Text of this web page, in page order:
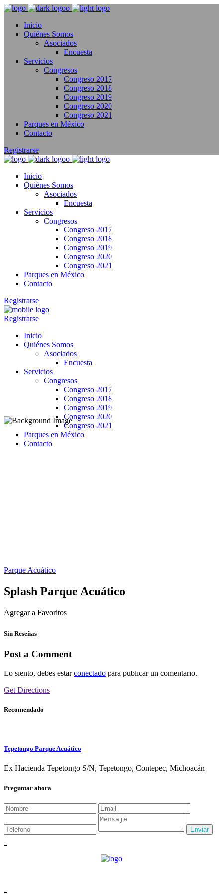
Inicio
Quiénes Somos
Asociados
Encuesta
Servicios
Congresos
Congreso 2017
Congreso 2018
Congreso 2019
Congreso 2020
Congreso 2021
Parques en México
Contacto
Registrarse
Inicio
Quiénes Somos
Asociados
Encuesta
Servicios
Congresos
Congreso 2017
Congreso 2018
Congreso 2019
Congreso 2020
Congreso 2021
Parques en México
Contacto
Registrarse
Registrarse
Inicio
Quiénes Somos
Asociados
Encuesta
Servicios
Congresos
Congreso 2017
Congreso 2018
Congreso 2019
Congreso 2020
Congreso 2021
Parques en México
Contacto
Parque Acuático
Splash Parque Acuático
Agregar a Favoritos
Sin Reseñas
Post a Comment
Lo siento, debes estarconectado para publicar un comentario.
Get Directions
Recomendado
Tepetongo Parque Acuático
Ex Hacienda Tepetongo S/N, Tepetongo, Contepec, Michoacán
Preguntar ahora
Enviar